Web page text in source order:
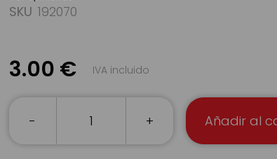
SKU 192070
3.00 € IVA incluido
- + Añadir al